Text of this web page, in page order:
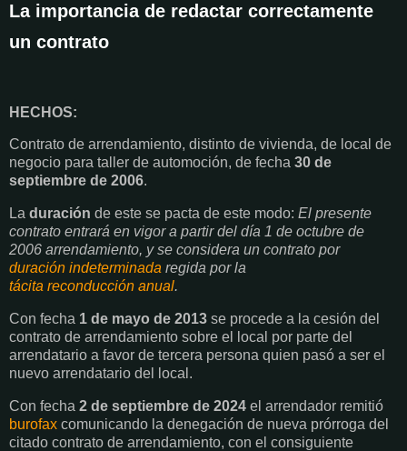
La importancia de redactar correctamente
un contrato
HECHOS:
Contrato de arrendamiento, distinto de vivienda, de local de
negocio para taller de automoción, de fecha 30 de
septiembre de 2006.
La duración de este se pacta de este modo: El presente
contrato entrará en vigor a partir del día 1 de octubre de
2006 arrendamiento, y se considera un contrato por
duración indeterminada regida por la
tácita reconducción anual.
Con fecha 1 de mayo de 2013 se procede a la cesión del
contrato de arrendamiento sobre el local por parte del
arrendatario a favor de tercera persona quien pasó a ser el
nuevo arrendatario del local.
Con fecha 2 de septiembre de 2024 el arrendador remitió
burofax comunicando la denegación de nueva prórroga del
citado contrato de arrendamiento, con el consiguiente